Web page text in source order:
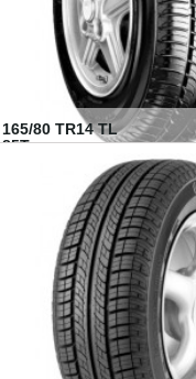
165/80 TR14 TL
85T...